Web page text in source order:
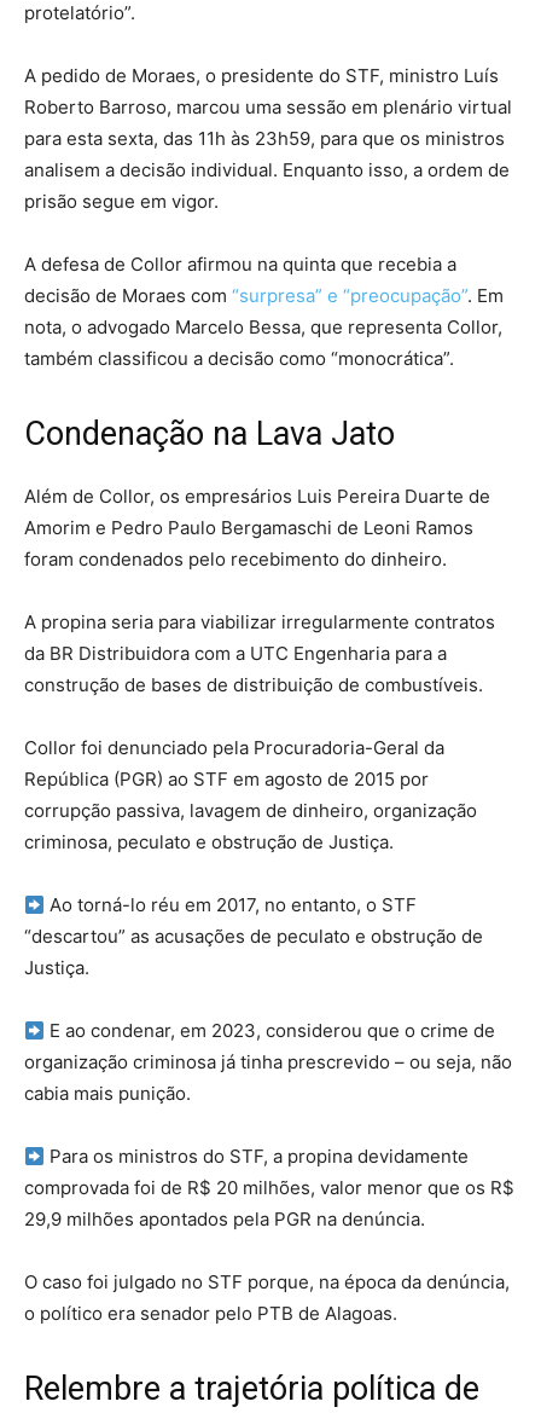
protelatório”.
A pedido de Moraes, o presidente do STF, ministro Luís
Roberto Barroso, marcou uma sessão em plenário virtual
para esta sexta, das 11h às 23h59, para que os ministros
analisem a decisão individual. Enquanto isso, a ordem de
prisão segue em vigor.
A defesa de Collor afirmou na quinta que recebia a
decisão de Moraes com “surpresa” e “preocupação”. Em
nota, o advogado Marcelo Bessa, que representa Collor,
também classificou a decisão como “monocrática”.
Condenação na Lava Jato
Além de Collor, os empresários Luis Pereira Duarte de
Amorim e Pedro Paulo Bergamaschi de Leoni Ramos
foram condenados pelo recebimento do dinheiro.
A propina seria para viabilizar irregularmente contratos
da BR Distribuidora com a UTC Engenharia para a
construção de bases de distribuição de combustíveis.
Collor foi denunciado pela Procuradoria-Geral da
República (PGR) ao STF em agosto de 2015 por
corrupção passiva, lavagem de dinheiro, organização
criminosa, peculato e obstrução de Justiça.
Ao torná-lo réu em 2017, no entanto, o STF
“descartou” as acusações de peculato e obstrução de
Justiça.
E ao condenar, em 2023, considerou que o crime de
organização criminosa já tinha prescrevido – ou seja, não
cabia mais punição.
Para os ministros do STF, a propina devidamente
comprovada foi de R$ 20 milhões, valor menor que os R$
29,9 milhões apontados pela PGR na denúncia.
O caso foi julgado no STF porque, na época da denúncia,
o político era senador pelo PTB de Alagoas.
Relembre a trajetória política de